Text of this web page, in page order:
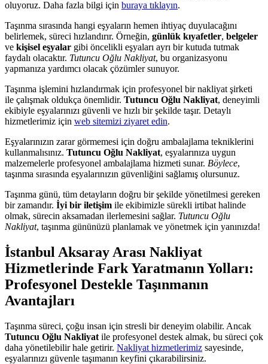
oluyoruz. Daha fazla bilgi için buraya tıklayın.
Taşınma sırasında hangi eşyaların hemen ihtiyaç duyulacağını
belirlemek, süreci hızlandırır. Örneğin, günlük kıyafetler, belgeler
ve kişisel eşyalar gibi öncelikli eşyaları ayrı bir kutuda tutmak
faydalı olacaktır. Tutuncu Oğlu Nakliyat, bu organizasyonu
yapmanıza yardımcı olacak çözümler sunuyor.
Taşınma işlemini hızlandırmak için profesyonel bir nakliyat şirketi
ile çalışmak oldukça önemlidir. Tutuncu Oğlu Nakliyat, deneyimli
ekibiyle eşyalarınızı güvenli ve hızlı bir şekilde taşır. Detaylı
hizmetlerimiz için web sitemizi ziyaret edin.
Eşyalarınızın zarar görmemesi için doğru ambalajlama tekniklerini
kullanmalısınız. Tutuncu Oğlu Nakliyat, eşyalarınıza uygun
malzemelerle profesyonel ambalajlama hizmeti sunar. Böylece,
taşınma sırasında eşyalarınızın güvenliğini sağlamış olursunuz.
Taşınma günü, tüm detayların doğru bir şekilde yönetilmesi gereken
bir zamandır. İyi bir iletişim ile ekibimizle sürekli irtibat halinde
olmak, sürecin aksamadan ilerlemesini sağlar. Tutuncu Oğlu
Nakliyat, taşınma gününüzü planlamak ve yönetmek için yanınızda!
İstanbul Aksaray Arası Nakliyat
Hizmetlerinde Fark Yaratmanın Yolları:
Profesyonel Destekle Taşınmanın
Avantajları
Taşınma süreci, çoğu insan için stresli bir deneyim olabilir. Ancak
Tutuncu Oğlu Nakliyat ile profesyonel destek almak, bu süreci çok
daha yönetilebilir hale getirir. Nakliyat hizmetlerimiz sayesinde,
eşyalarınızı güvenle taşımanın keyfini çıkarabilirsiniz.